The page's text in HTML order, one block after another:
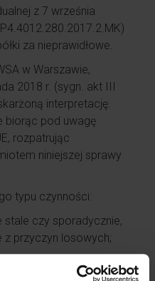
z 7 września
za nieprawidłowe.
w Warszawie,
2018 r. (sygn. akt III
interpretację.
biorąc pod uwagę
rozpatrując
niniejszej sprawy
typu czynności:
czy sporadycznie,
z przyczyn losowych;
– wielkość obrotu